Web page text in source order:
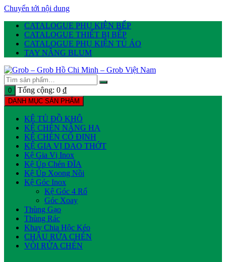
Chuyển tới nội dung
CATALOGUE PHỤ KIỆN BẾP
CATALOGUE THIẾT BỊ BẾP
CATALOGUE PHỤ KIỆN TỦ ÁO
TAY NÂNG BLUM
0 Tổng cộng: 0 ₫
DANH MỤC SẢN PHẨM
KỆ TỦ ĐỒ KHÔ
KỆ CHÉN NÂNG HẠ
KỆ CHÉN CỐ ĐỊNH
KỆ GIA VỊ DAO THỚT
Kệ Gia Vị Inox
Kệ Úp Chén ĐĨA
Kệ Úp Xoong Nồi
Kệ Góc Inox
Kệ Góc 4 Rổ
Góc Xoay
Thùng Gạo
Thùng Rác
Khay Chia Hộc Kéo
CHẬU RỬA CHÉN
VÒI RỬA CHÉN